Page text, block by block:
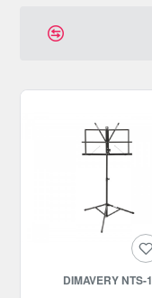
DIMAVERY NTS-1